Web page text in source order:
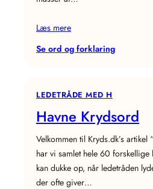
Læs mere
Se ord og forklaring:
LEDETRÅDE MED H
Havne Krydsord
Velkommen til Kryds.dk’s artikel
har vi samlet hele 60
kan dukke op, når ledetråden
der ofte giver…